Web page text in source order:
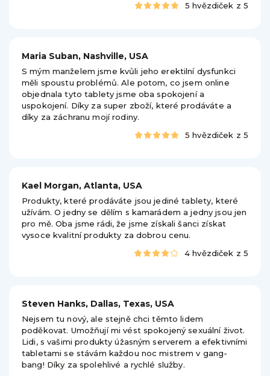
5 hvězdiček z 5
Maria Suban, Nashville, USA
S mým manželem jsme kvůli jeho erektilní dysfunkci
měli spoustu problémů. Ale potom, co jsem online
objednala tyto tablety jsme oba spokojení a
uspokojení. Díky za super zboží, které prodáváte a
díky za záchranu mojí rodiny.
5 hvězdiček z 5
Kael Morgan, Atlanta, USA
Produkty, které prodáváte jsou jediné tablety, které
užívám. O jedny se dělím s kamarádem a jedny jsou jen
pro mě. Oba jsme rádi, že jsme získali šanci získat
vysoce kvalitní produkty za dobrou cenu.
4 hvězdiček z 5
Steven Hanks, Dallas, Texas, USA
Nejsem tu nový, ale stejně chci těmto lidem
poděkovat. Umožňují mi vést spokojený sexuální život.
Lidi, s vašimi produkty úžasným serverem a efektivními
tabletami se stávám každou noc mistrem v gang-
bang! Díky za spolehlivé a rychlé služby.